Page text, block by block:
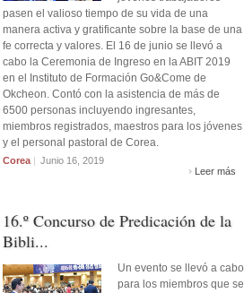
pasen el valioso tiempo de su vida de una
manera activa y gratificante sobre la base de una
fe correcta y valores. El 16 de junio se llevó a
cabo la Ceremonia de Ingreso en la ABIT 2019
en el Instituto de Formación Go&Come de
Okcheon. Contó con la asistencia de más de
6500 personas incluyendo ingresantes,
miembros registrados, maestros para los jóvenes
y el personal pastoral de Corea.
Corea | ​​Junio 16, 2019
Leer más
16.º Concurso de Predicación de la
Bibli...
Un evento se llevó a cabo
para los miembros que se